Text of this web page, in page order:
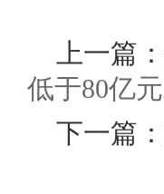
上一篇：
低于80亿元
下一篇：